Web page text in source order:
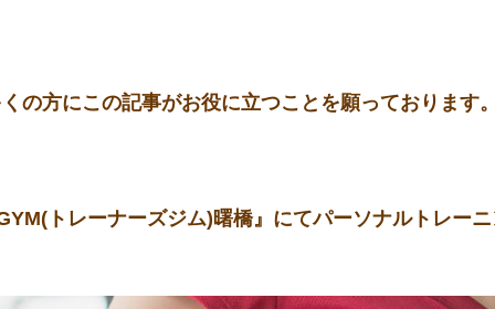
の方にこの記事がお役に立つことを願っております
トレーナーズジム)曙橋』にてパーソナルトレー